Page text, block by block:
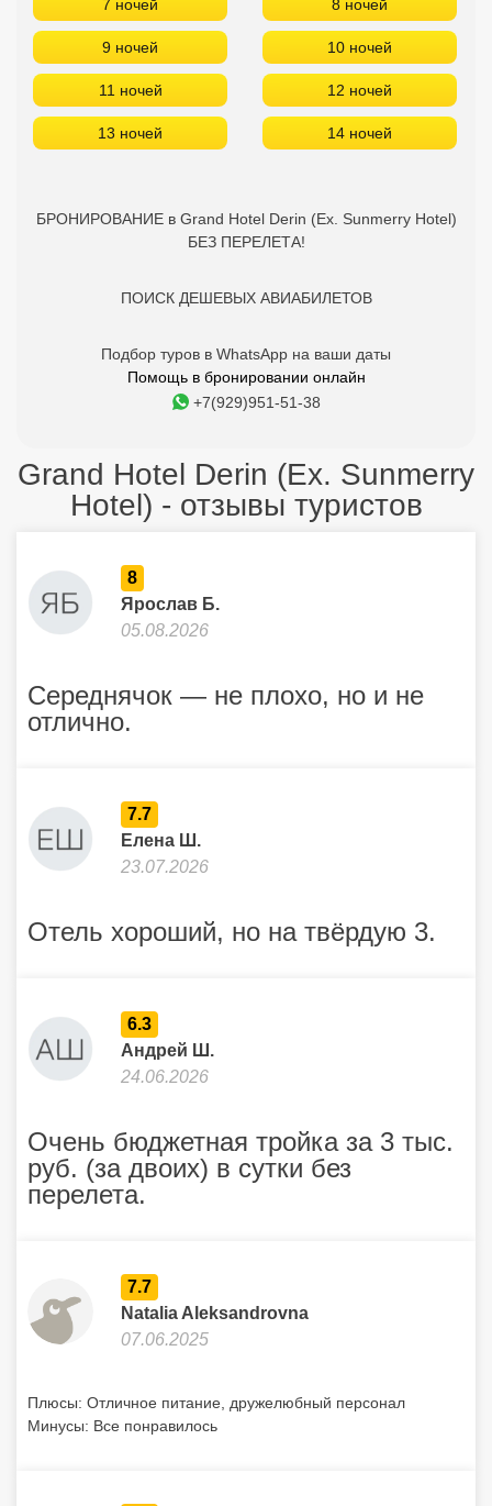
7 ночей 8 ночей
9 ночей 10 ночей
11 ночей 12 ночей
13 ночей 14 ночей
БРОНИРОВАНИЕ в Grand Hotel Derin (Ex. Sunmerry Hotel)
БЕЗ ПЕРЕЛЕТА!
ПОИСК ДЕШЕВЫХ АВИАБИЛЕТОВ
Подбор туров в WhatsApp на ваши даты
Помощь в бронировании онлайн
+7(929)951-51-38
Grand Hotel Derin (Ex. Sunmerry
Hotel) - отзывы туристов
8
Ярослав Б.
05.08.2026
Середнячок — не плохо, но и не
отлично.
7.7
Елена Ш.
23.07.2026
Отель хороший, но на твёрдую 3.
6.3
Андрей Ш.
24.06.2026
Очень бюджетная тройка за 3 тыс.
руб. (за двоих) в сутки без
перелета.
7.7
Natalia Aleksandrovna
07.06.2025
Плюсы: Отличное питание, дружелюбный персонал
Минусы: Все понравилось